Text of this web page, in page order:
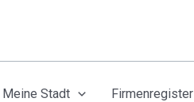
Meine Stadt Firmenregister